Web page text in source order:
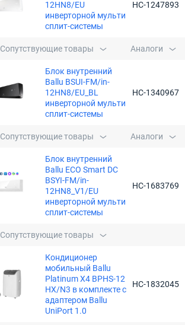
12HN8/EU
инверторной мульти
сплит-системы
НС-1247893
Сопутствующие товары Аналоги
Блок внутренний
Ballu BSUI-FM/in-
12HN8/EU_BL
инверторной мульти
сплит-системы
НС-1340967
Сопутствующие товары Аналоги
Блок внутренний
Ballu ECO Smart DC
BSYI-FM/in-
12HN8_V1/EU
инверторной мульти
сплит-системы
НС-1683769
Сопутствующие товары
Кондиционер
мобильный Ballu
Platinum X4 BPHS-12
HX/N3 в комплекте с
адаптером Ballu
UniPort 1.0
НС-1832045